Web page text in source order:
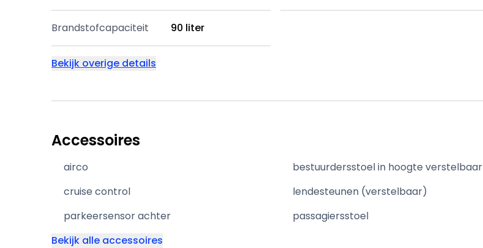
Brandstofcapaciteit 90 liter
Bekijk overige details
Accessoires
airco
bestuurdersstoel in hoogte verstelbaar
cruise control
lendesteunen (verstelbaar)
parkeersensor achter
passagiersstoel
Bekijk alle accessoires